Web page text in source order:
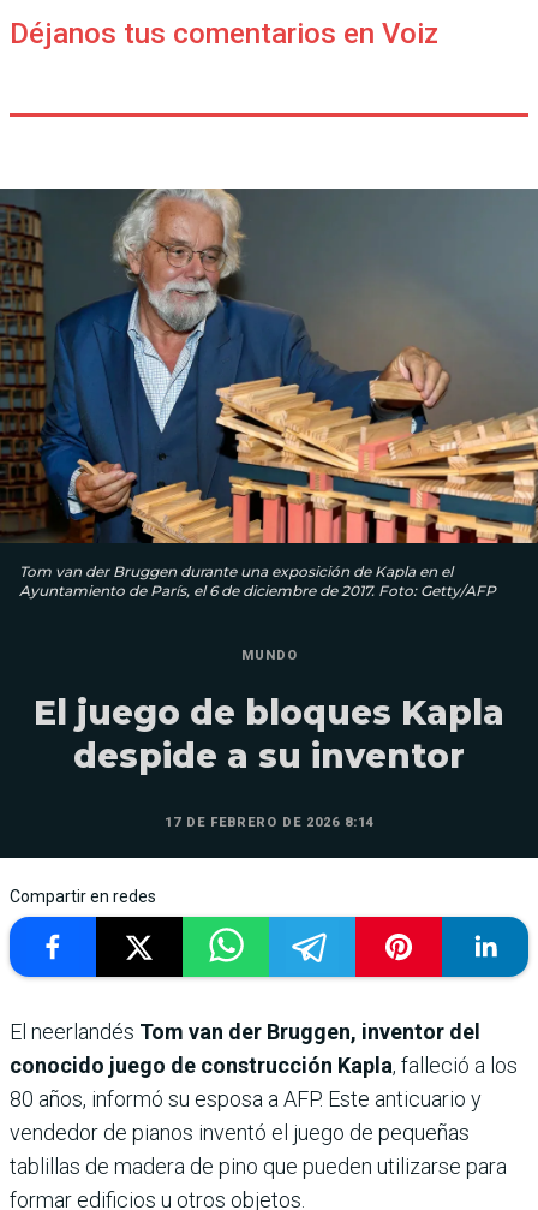
Déjanos tus comentarios en Voiz
Tom van der Bruggen durante una exposición de Kapla en el
Ayuntamiento de París, el 6 de diciembre de 2017. Foto: Getty/AFP
MUNDO
El juego de bloques Kapla
despide a su inventor
17 DE FEBRERO DE 2026 8:14
Compartir en redes
El neerlandés Tom van der Bruggen, inventor del
conocido juego de construcción Kapla, falleció a los
80 años, informó su esposa a AFP. Este anticuario y
vendedor de pianos inventó el juego de pequeñas
tablillas de madera de pino que pueden utilizarse para
formar edificios u otros objetos.